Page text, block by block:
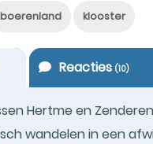
boerenland klooster
Reacties(10)
Hertme en
wandelen in een